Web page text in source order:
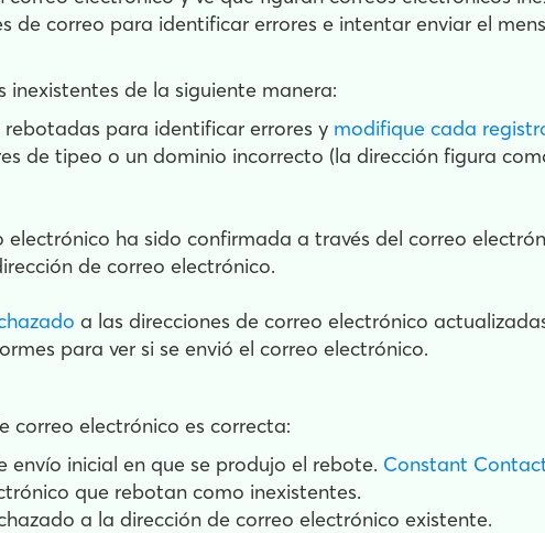
de correo para identificar errores e intentar enviar el
inexistentes de la siguiente manera:
rebotadas para identificar errores y modifique cada
de tipeo o un dominio incorrecto (la dirección figura
electrónico ha sido confirmada a través del correo
de correo electrónico.
a las direcciones de correo electrónico
para ver si se envió el correo electrónico.
correo electrónico es correcta:
envío inicial en que se produjo el rebote. Constant
que rebotan como inexistentes.
a la dirección de correo electrónico existente.